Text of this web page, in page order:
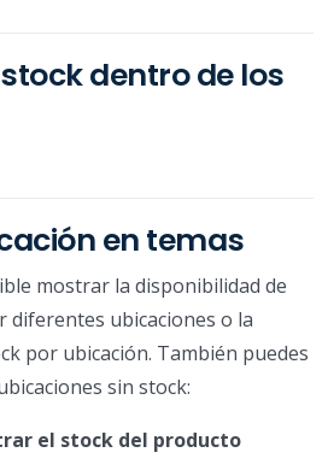
dentro de los
en temas
mostrar la disponibilidad de
diferentes ubicaciones o la
por ubicación. También puedes
sin stock:
el stock del producto